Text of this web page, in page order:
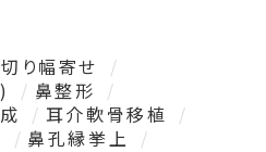
り幅寄せ
鼻整形
耳介軟骨移植
鼻孔縁挙上